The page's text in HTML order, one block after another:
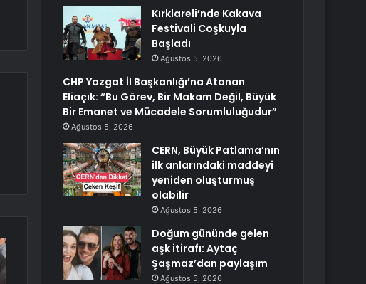
Kırklareli’nde Kakava
Festivali Coşkuyla
Başladı
Ağustos 5, 2026
CHP Yozgat İl Başkanlığı’na Atanan
Eliaçık: “Bu Görev, Bir Makam Değil, Büyük
Bir Emanet ve Mücadele Sorumluluğudur”
Ağustos 5, 2026
CERN, Büyük Patlama’nın
ilk anlarındaki maddeyi
yeniden oluşturmuş
olabilir
Ağustos 5, 2026
Doğum gününde gelen
aşk itirafı: Aytaç
Şaşmaz’dan paylaşım
Ağustos 5, 2026